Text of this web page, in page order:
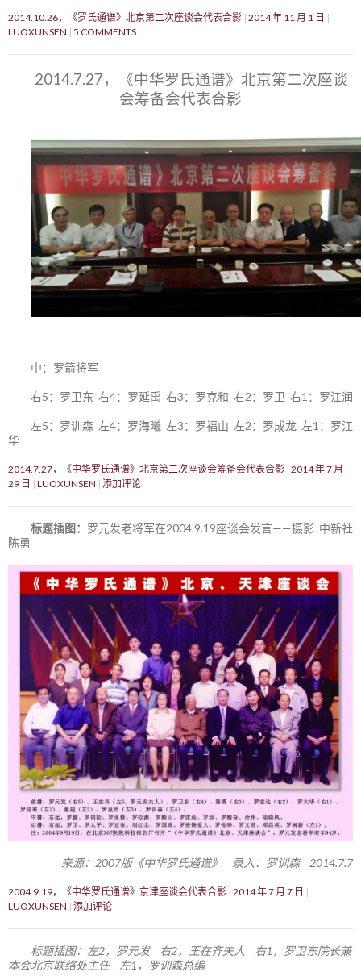
2014.10.26，《罗氏通谱》北京第二次座谈会代表合影 2014 年 11 月 1 日
LUOXUNSEN 5 COMMENTS
2014.7.27，《中华罗氏通谱》北京第二次座谈
会筹备会代表合影
中：罗箭将军
右5：罗卫东 右4：罗延禹 右3：罗克和 右2：罗卫 右1：罗江润
左5：罗训森 左4：罗海曦 左3：罗福山 左2：罗成龙 左1：罗江
华
2014.7.27，《中华罗氏通谱》北京第二次座谈会筹备会代表合影 2014 年 7 月
29 日
LUOXUNSEN 添加评论
标题插图： 罗元发老将军在2004.9.19座谈会发言——摄影 中新社
陈勇
来源：2007版《中华罗氏通谱》 录入：罗训森 2014.7.7
2004.9.19，《中华罗氏通谱》京津座谈会代表合影 2014 年 7 月 7 日
LUOXUNSEN 添加评论
标题插图：左2，罗元发 右2，王在齐夫人 右1，罗卫东院长兼
本会北京联络处主任 左1，罗训森总编